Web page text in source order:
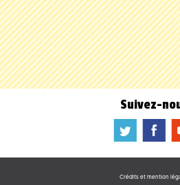
Suivez-
a b
Crédits et mention